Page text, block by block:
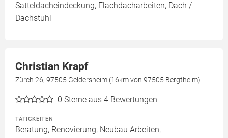
Satteldacheindeckung, Flachdacharbeiten, Dach /
Dachstuhl
Christian Krapf
Zürch 26, 97505 Geldersheim (16km von 97505 Bergtheim)
0 Sterne aus 4 Bewertungen
TÄTIGKEITEN
Beratung, Renovierung, Neubau Arbeiten,